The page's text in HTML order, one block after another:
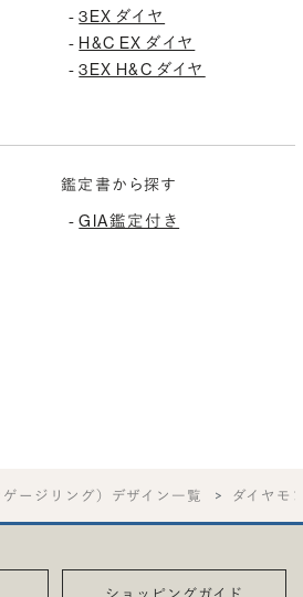
-3EX ダイヤ
- H&C EX ダイヤ
-3EX H&C ダイヤ
鑑定書から探す
-GIA鑑定付き
ージリング）デザイン一覧 ダイヤモ